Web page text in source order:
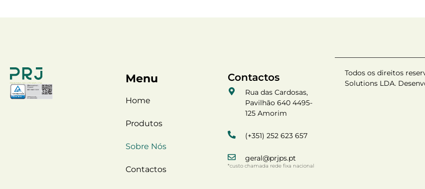
Menu
Home
Produtos
Sobre Nós
Contactos
Contactos
Rua das Cardosas,
Pavilhão 640 4495-
125 Amorim
(+351) 252 623 657
geral@prjps.pt
*custo chamada rede fixa nacional
Todos os direitos
Solutions LDA.